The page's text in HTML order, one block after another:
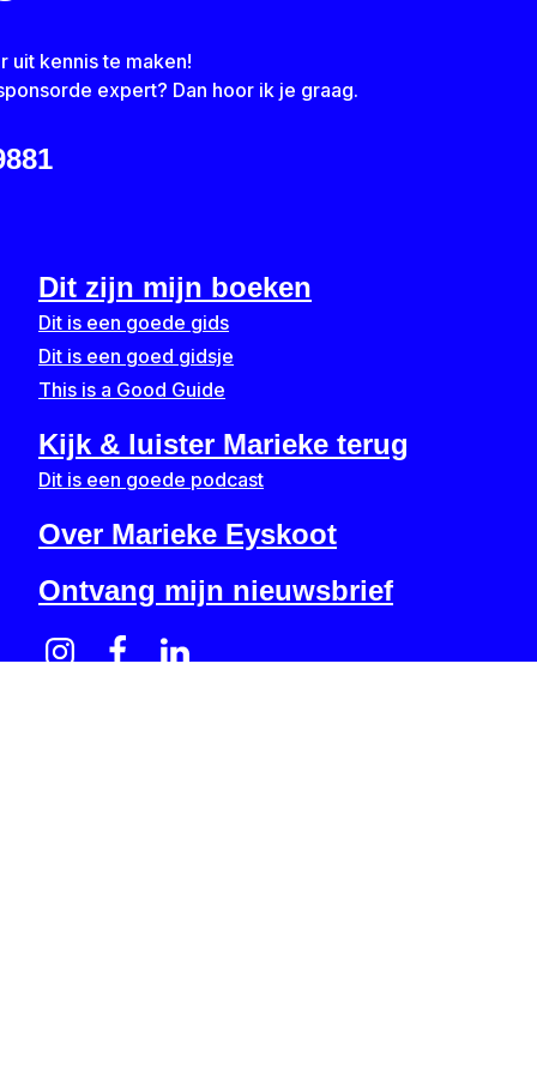
uit kennis te maken!
expert? Dan hoor ik je graag.
Dit zijn mijn boeken
Dit is een goede gids
Dit is een goed gidsje
This is a Good Guide
Kijk & luister Marieke terug
Dit is een goede podcast
Over Marieke Eyskoot
Ontvang mijn nieuwsbrief